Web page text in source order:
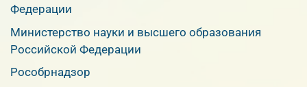
Федерации
Министерство науки и высшего образования
Российской Федерации
Рособрнадзор